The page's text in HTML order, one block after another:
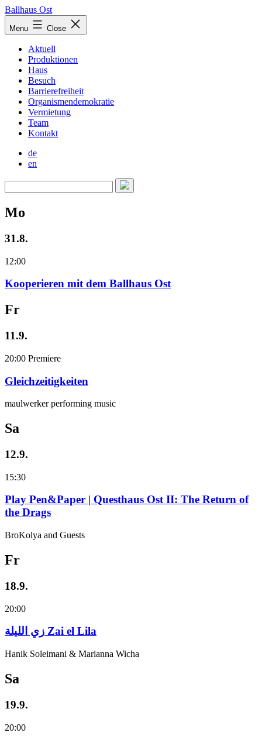
Skip
to
content
Ballhaus Ost
Ballhaus
Ost
Menu Close
Aktuell
Produktionen
Haus
Besuch
Barrierefreiheit
Organismendemokratie
Vermietung
Team
Kontakt
de
en
Mo
31.8.
12:00
Kooperieren mit dem Ballhaus Ost
Fr
11.9.
20:00 Premiere
Gleichzeitigkeiten
maulwerker performing music
Sa
12.9.
15:30
Play Pen&Paper | Questhaus Ost II: The Return of
the Drags
BroKolya and Guests
Fr
18.9.
20:00
زي‌ اللیلة Zai el Lila
Hanik Soleimani & Marianna Wicha
Sa
19.9.
20:00